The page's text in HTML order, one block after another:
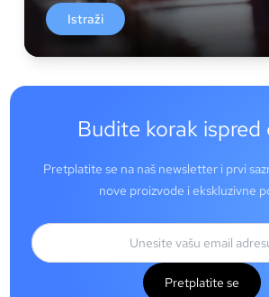
Istraži
Budite korak ispred
Pretplatite se na naš newsletter i prvi
nove proizvode i ekskluzivne
Pretplatite se